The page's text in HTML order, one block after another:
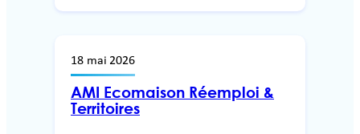
18 mai 2026
AMI Ecomaison Réemploi &
Territoires